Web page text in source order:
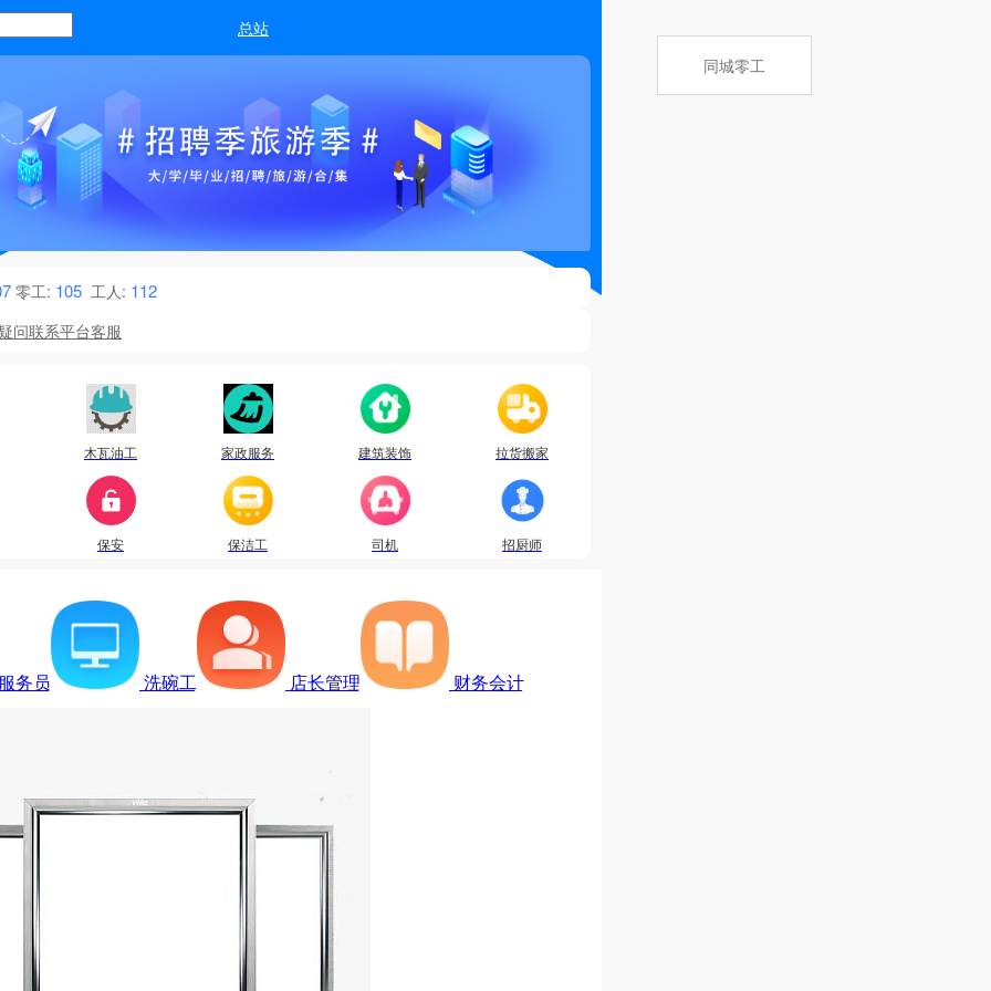
同城零工
总站
零工: 105 工人: 112
问联系平台客服
木瓦油工 家政服务 建筑装饰 拉货搬家
保安 保洁工 司机 招厨师
务员 洗碗工 店长管理 财务会计